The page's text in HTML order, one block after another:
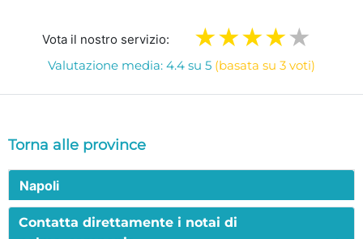
Vota il nostro servizio:
Valutazione media: 4.4 su 5 (basata su 3 voti)
Torna alle province
Napoli
Contatta direttamente i notai di